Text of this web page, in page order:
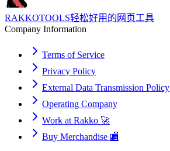
RAKKOTOOLS轻松好用的网页工具
Company Information
Terms of Service
Privacy Policy
External Data Transmission Policy
Operating Company
Work at Rakko 🚀
Buy Merchandise 🏬